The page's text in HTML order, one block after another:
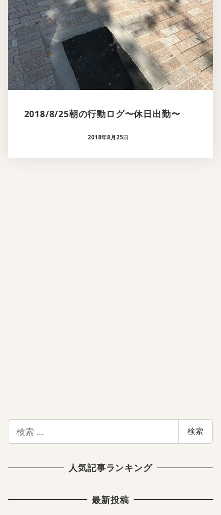
2018/8/25朝の行動ログ〜休日出勤〜
2018年8月25日
索
検索
人気記事ランキング
最新投稿